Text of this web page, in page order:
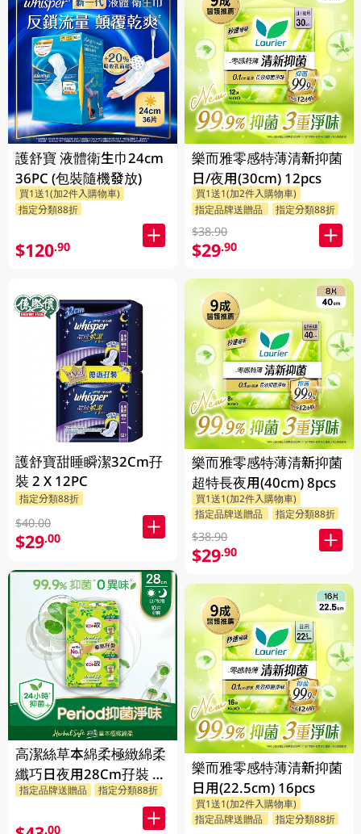
護舒寶 液體衛生巾24cm
36PC (包裝隨機發放)
買1送1(加2件入購物車)
指定分類88折
$120.90
護舒寶甜睡瞬潔32Cm孖
裝 2 X 12PC
指定分類88折
$40.00
$29.00
高潔絲草本綿柔極緻綿柔
纖巧日夜用28Cm孖裝 2
X 10PC
指定品牌送贈品 指定分類88折
.00
樂而雅零感特薄清新抑菌
日/夜用(30cm) 12pcs
買1送1(加2件入購物車)
指定品牌送贈品
指定分類88折
$38.90
$29.90
樂而雅零感特薄清新抑菌
超特長夜用(40cm) 8pcs
買1送1(加2件入購物車)
指定品牌送贈品
指定分類88折
$38.90
$29.90
樂而雅零感特薄清新抑菌
日用(22.5cm) 16pcs
買1送1(加2件入購物車)
指定品牌送贈品
指定分類88折